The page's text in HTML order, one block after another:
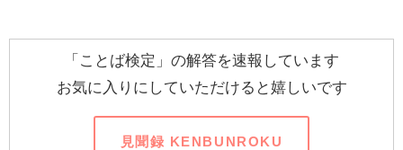
「ことば検定」の解答を速報しています
お気に入りにしていただけると嬉しいです
見聞録 KENBUNROKU